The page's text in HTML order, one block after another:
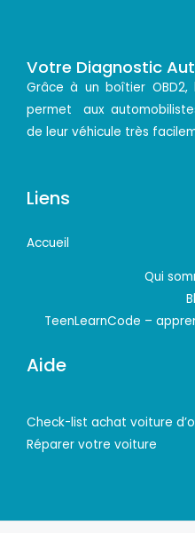
Votre Diagnostic
Grâce à un boîtier OBD2,
permet aux
de leur véhicule très
Liens
Accueil
Qui
TeenLearnCode –
Aide
Check-list achat voiture
Réparer votre voiture